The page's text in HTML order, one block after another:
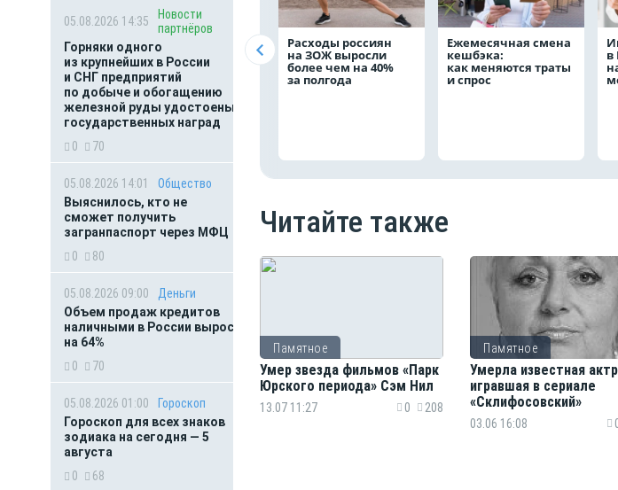
05.08.2026 14:35
Новости
партнёров
Горняки одного
из крупнейших в России
и СНГ предприятий
по добыче и обогащению
железной руды удостоены
государственных наград
0
70
05.08.2026 14:01
Общество
Выяснилось, кто не
сможет получить
загранпаспорт через МФЦ
0
80
05.08.2026 09:00
Деньги
Объем продаж кредитов
наличными в России вырос
на 64%
0
70
05.08.2026 01:00
Гороскоп
Гороскоп для всех знаков
зодиака на сегодня — 5
августа
0
68
Расходы россиян
на ЗОЖ выросли
более чем на 40%
за полгода
Ежемесячная смена
кешбэка:
как меняются траты
и спрос
в
Читайте также
Памятное
Умер звезда фильмов «Парк
Юрского периода» Сэм Нил
13.07 11:27 0 208
Памятное
Умерла известная
игравшая в сериале
«Склифосовский»
03.06 16:08